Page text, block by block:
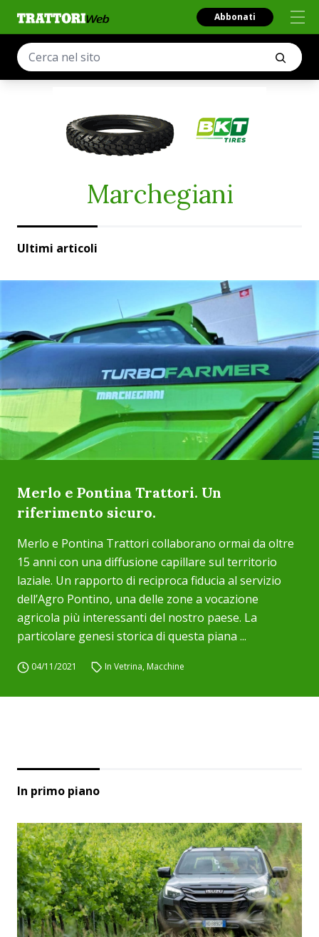
Abbonati
Marchegiani
Ultimi articoli
Merlo e Pontina Trattori. Un
riferimento sicuro.
Merlo e Pontina Trattori collaborano ormai da oltre
15 anni con una diffusione capillare sul territorio
laziale. Un rapporto di reciproca fiducia al servizio
dell’Agro Pontino, una delle zone a vocazione
agricola più interessanti del nostro paese. La
particolare genesi storica di questa piana ...
04/11/2021 In Vetrina, Macchine
In primo piano